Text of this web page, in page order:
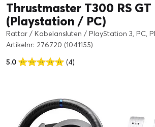
Thrustmaster T300 RS
(Playstation / PC)
Rattar / Kabelansluten / PlayStation 3, PC,
Artikelnr: 276720 (1041155)
5.0
(4)